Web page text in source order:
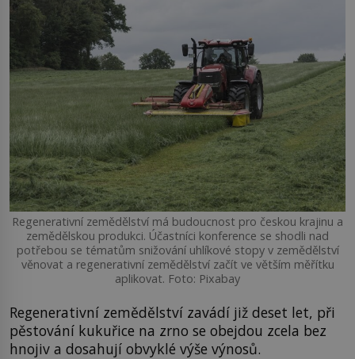
Regenerativní zemědělství má budoucnost pro českou krajinu a
zemědělskou produkci. Účastníci konference se shodli nad
potřebou se tématům snižování uhlíkové stopy v zemědělství
věnovat a regenerativní zemědělství začít ve větším měřítku
aplikovat. Foto: Pixabay
Regenerativní zemědělství zavádí již deset let, při
pěstování kukuřice na zrno se obejdou zcela bez
hnojiv a dosahují obvyklé výše výnosů.